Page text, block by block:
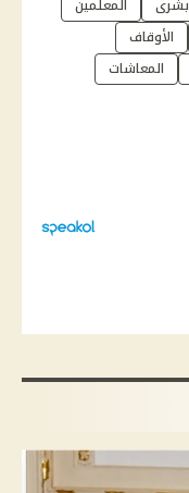
بشرى
المعلمين
الأوقاف
المعاشات